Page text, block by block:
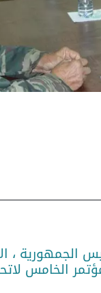
الجمهورية ،
الخامس